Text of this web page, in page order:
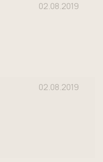
02.08.2019
02.08.2019